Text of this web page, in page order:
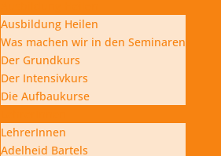
Ausbildung Heilen
Was machen wir in den Seminaren
Der Grundkurs
Der Intensivkurs
Die Aufbaukurse
LehrerInnen
Adelheid Bartels